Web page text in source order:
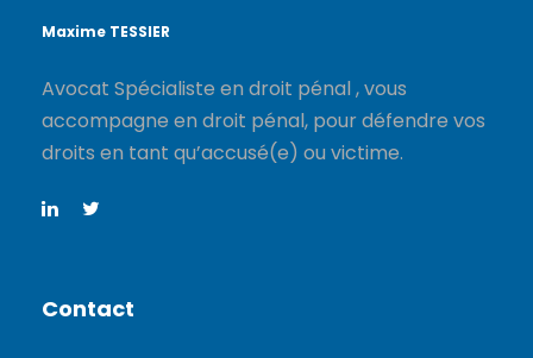
Maxime TESSIER
Avocat Spécialiste en droit pénal , vous
accompagne en droit pénal, pour défendre vos
droits en tant qu’accusé(e) ou victime.
Contact